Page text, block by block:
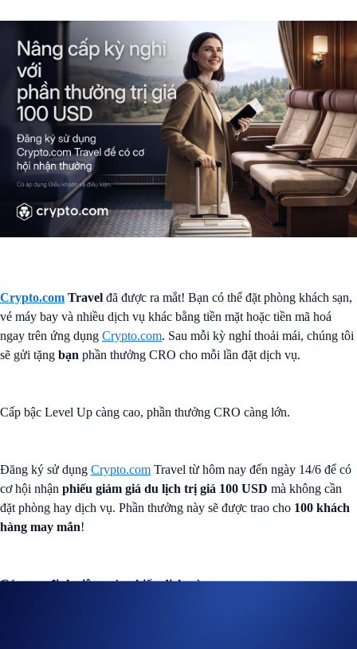
Crypto.com Travel đã được ra mắt! Bạn có thể đặt phòng khách sạn,
vé máy bay và nhiều dịch vụ khác bằng tiền mặt hoặc tiền mã hoá
ngay trên ứng dụng Crypto.com. Sau mỗi kỳ nghỉ thoải mái, chúng tôi
sẽ gửi tặng bạn phần thưởng CRO cho mỗi lần đặt dịch vụ.
Cấp bậc Level Up càng cao, phần thưởng CRO càng lớn.
Đăng ký sử dụng Crypto.com Travel từ hôm nay đến ngày 14/6 để có
cơ hội nhận phiếu giảm giá du lịch trị giá 100 USD mà không cần
đặt phòng hay dịch vụ. Phần thưởng này sẽ được trao cho 100 khách
hàng may mắn!
Các quy định riêng của chiến dịch này